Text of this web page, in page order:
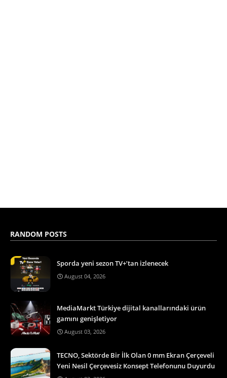
RANDOM POSTS
Sporda yeni sezon TV+’tan izlenecek
August 04, 2026
MediaMarkt Türkiye dijital kanallarındaki ürün
gamını genişletiyor
August 03, 2026
TECNO, Sektörde Bir İlk Olan 0 mm Ekran Çerçeveli
Yeni Nesil Çerçevesiz Konsept Telefonunu Duyurdu